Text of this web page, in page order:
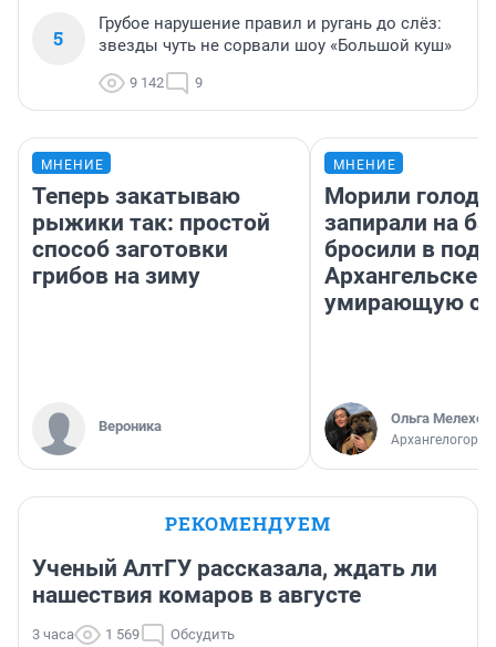
5
Грубое нарушение правил и ругань до слёз:
звезды чуть не сорвали шоу «Большой куш»
9 142 9
МНЕНИЕ
Теперь закатываю
рыжики так: простой
способ заготовки
грибов на зиму
Вероника
МНЕНИЕ
Морили
запирали на
бросили в
Архангельске
умирающую
Ольга
РЕКОМЕНДУЕМ
Ученый АлтГУ рассказала, ждать ли
нашествия комаров в августе
3 часа 1 569 Обсудить